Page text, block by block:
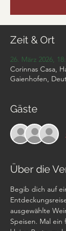
Zeit & Ort
26. März 2026,
Corinnas Casa,
Gaienhofen,
Gäste
Über die
Begib dich auf
ausgewählte
Speisen. Mal ein